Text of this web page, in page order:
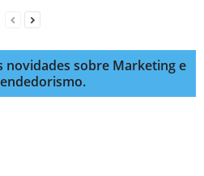
novidades sobre Marketing e